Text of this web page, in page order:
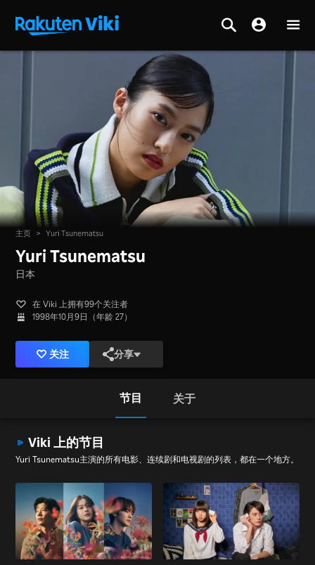
主页 > Yuri Tsunematsu
Yuri Tsunematsu
日本
在 Viki 上拥有99个关注者
1998年10月9日（年龄 27）
关注 分享
节目 关于
Viki 上的节目
Yuri Tsunematsu主演的所有电影、连续剧和电视剧的列表，都在一个地方。